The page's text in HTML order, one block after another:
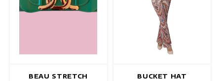
BEAU STRETCH
BUCKET HAT